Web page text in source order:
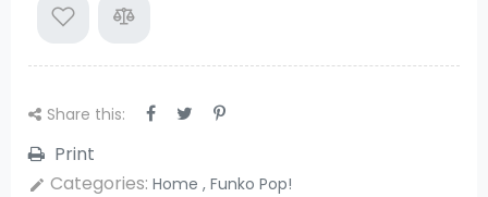
Share this:
Print
edit Categories: Home , Funko Pop!